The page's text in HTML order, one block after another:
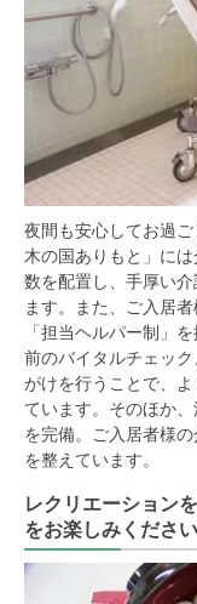
夜間も安心してお過
木の国ありもと」に
数を配置し、手厚い
ます。また、ご入居
「担当ヘルパー制」
前のバイタルチェッ
がけを行うことで、
ています。そのほか
を完備。ご入居者様
を整えています。
レクリエーション
をお楽しみください